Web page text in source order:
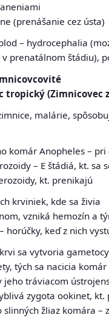
(prenášanie cez ústa)
– hydrocephalia
v prenatálnom štádiu),
tropický (Zimnicovec
malárie,
komár Anopheles – pri
– E štádiá, kt. sa
kt. prenikajú
krviniek, kde sa živia
vzniká hemozín a
horúčky, keď z nich
sa vytvoria
tých sa nacicia komár
jeho tráviacom
zygota ookinet, kt.
slinných žliaz komára –